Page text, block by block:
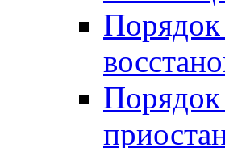
Порядок